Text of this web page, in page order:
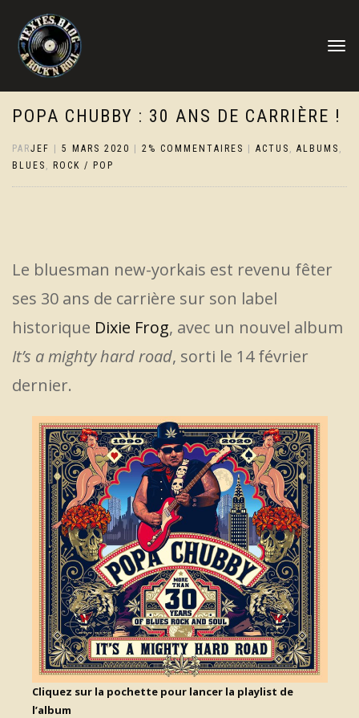
DÉPLIER
POPA CHUBBY : 30 ANS DE CARRIÈRE !
PARJEF 5 MARS 2020 2% COMMENTAIRES ACTUS , ALBUMS ,
BLUES , ROCK / POP
Le bluesman new-yorkais est revenu fêter
ses 30 ans de carrière sur son label
historique Dixie Frog, avec un nouvel album
It’s a mighty hard road, sorti le 14 février
dernier.
Cliquez sur la pochette pour lancer la playlist de
l’album